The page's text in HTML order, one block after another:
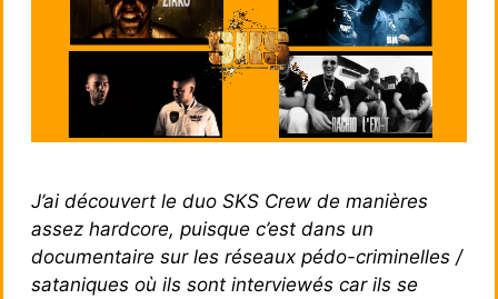
J’ai découvert le duo SKS Crew de manières
assez hardcore, puisque c’est dans un
documentaire sur les réseaux pédo-criminelles /
sataniques où ils sont interviewés car ils se